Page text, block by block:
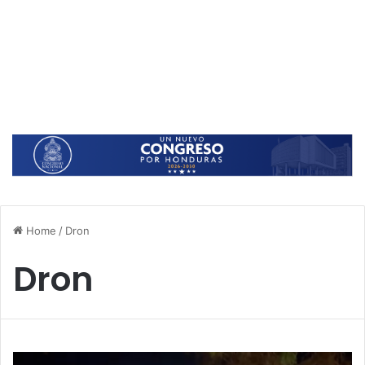
Home / Dron
Dron